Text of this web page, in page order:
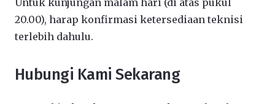
Untuk kunjungan malam hari (di atas pukul
20.00), harap konfirmasi ketersediaan teknisi
terlebih dahulu.
Hubungi Kami Sekarang